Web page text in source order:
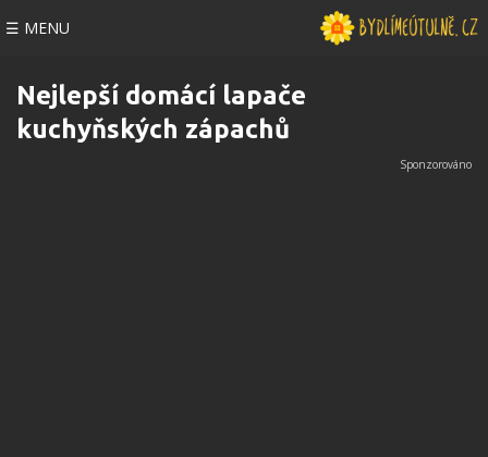
☰ MENU
Nejlepší domácí lapače
kuchyňských zápachů